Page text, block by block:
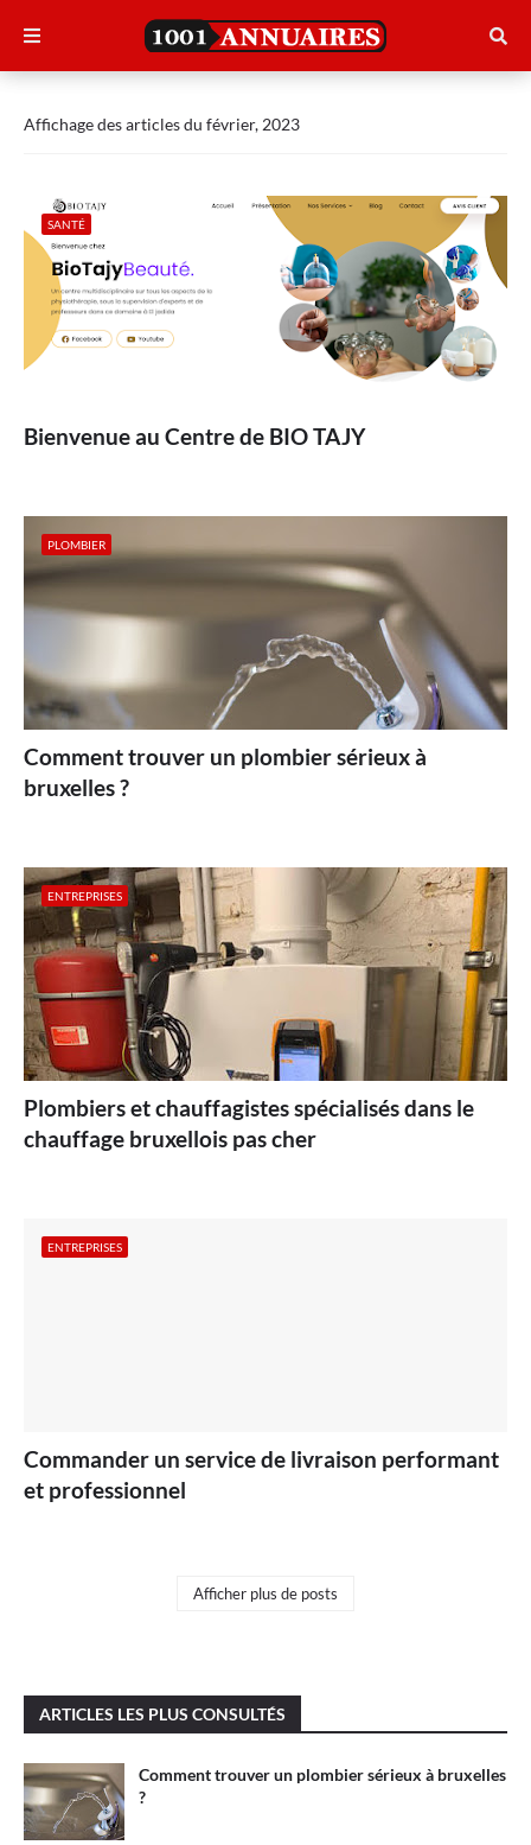
Affichage des articles du février, 2023
SANTÉ
Bienvenue au Centre de BIO TAJY
PLOMBIER
Comment trouver un plombier sérieux à
bruxelles ?
ENTREPRISES
Plombiers et chauffagistes spécialisés dans le
chauffage bruxellois pas cher
ENTREPRISES
Commander un service de livraison performant
et professionnel
Afficher plus de posts
ARTICLES LES PLUS CONSULTÉS
Comment trouver un plombier sérieux à bruxelles
?